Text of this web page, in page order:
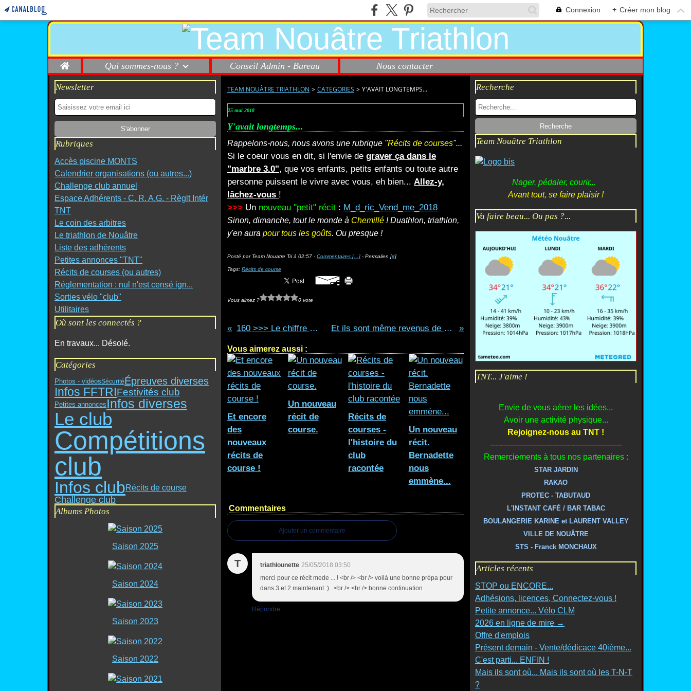
Connexion + Créer mon blog
Home Qui sommes-nous ? Conseil Admin - Bureau Nous contacter
Newsletter
Rubriques
Accès piscine MONTS
Calendrier organisations (ou autres...)
Challenge club annuel
Espace Adhérents - C. R. A.G. - Règlt Intér
TNT
Le coin des arbitres
Le triathlon de Nouâtre
Liste des adhérents
Petites annonces "TNT"
Récits de courses (ou autres)
Réglementation : nul n'est censé ign...
Sorties vélo "club"
Utilitaires
Où sont les connectés ?
En travaux... Désolé.
Catégories
Photos - vidéosSécuritéÉpreuves diverses
Infos FFTRIFestivités club
Petites annonces Infos diverses
Le club
Compétitions
club
Infos clubRécits de course
Challenge club
Albums Photos
Saison 2025
Saison 2024
Saison 2023
Saison 2022
TEAM NOUÂTRE TRIATHLON > CATEGORIES > Y'AVAIT LONGTEMPS...
25 mai 2018
Y'avait longtemps...
Rappelons-nous, nous avons une rubrique "Récits de courses"...
Si le coeur vous en dit, si l'envie de graver ça dans le
"marbre 3.0", que vos enfants, petits enfants ou toute autre
personne puissent le vivre avec vous, eh bien... Allez-y,
lâchez-vous !
>>> Un nouveau "petit" récit : M_d_ric_Vend_me_2018
Sinon, dimanche, tout le monde à Chemillé ! Duathlon, triathlon,
y'en aura pour tous les goûts. Ou presque !
Posté par Team Nouatre Tri à 02:57 - Commentaires [… ] - Permalien [#]
Tags: Récits de course
Vous aimez ? 0 vote
160 >>> Le chiffre du WE ! Et ils sont même revenus de Loches...
Vous aimerez aussi :
Et encore
des
nouveaux
récits de
course !
Un nouveau
récit de
course.
Récits de
courses -
l'histoire du
club
racontée
Un nouveau
récit.
Bernadette
nous
emmène...
Commentaires
Ajouter un commentaire
T triathlounette 25/05/2018 03:50
merci pour ce récit mede ... ! <br /> <br /> voilà une bonne prépa pour
dans 3 et 2 maintenant :) ..<br /> <br /> bonne continuation
Répondre
Recherche
Team Nouâtre Triathlon
Nager, pédaler, courir...
Avant tout, se faire plaisir !
Va faire beau... Ou pas ?...
TNT... J'aime !
Envie de vous aérer les idées...
Avoir une activité physique...
Rejoignez-nous au TNT !
---------------------------------------------------
Remerciements à tous nos partenaires :
STAR JARDIN
RAKAO
PROTEC - TABUTAUD
L'INSTANT CAFÉ / BAR TABAC
BOULANGERIE KARINE et LAURENT VALLEY
VILLE DE NOUÂTRE
STS - Franck MONCHAUX
Articles récents
STOP ou ENCORE...
Adhésions, licences, Connectez-vous !
Petite annonce... Vélo CLM
2026 en ligne de mire →
Offre d'emplois
Présent demain - Vente/dédicace 40ième...
C'est parti... ENFIN !
Mais ils sont où... Mais ils sont où les T-N-T
?